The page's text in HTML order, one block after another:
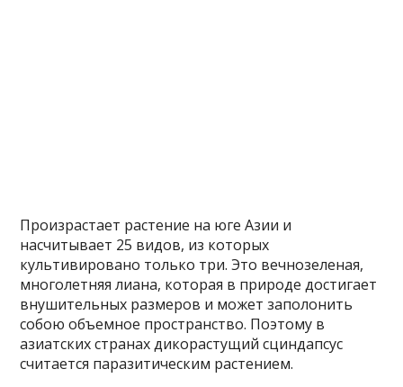
Произрастает растение на юге Азии и
насчитывает 25 видов, из которых
культивировано только три. Это вечнозеленая,
многолетняя лиана, которая в природе достигает
внушительных размеров и может заполонить
собою объемное пространство. Поэтому в
азиатских странах дикорастущий сциндапсус
считается паразитическим растением.